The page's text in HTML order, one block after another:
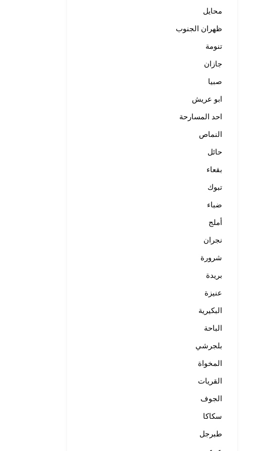
محايل
ظهران الجنوب
تنومة
جازان
صبيا
ابو عريش
احد المسارحة
النماص
حائل
بقعاء
تبوك
ضباء
أملج
نجران
شرورة
بريدة
عنيزة
البكيرية
الباحة
بلجرشي
المخواة
القريات
الجوف
سكاكا
طبرجل